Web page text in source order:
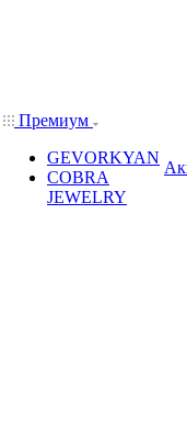
Премиум
GEVORKYAN
COBRA
JEWELRY